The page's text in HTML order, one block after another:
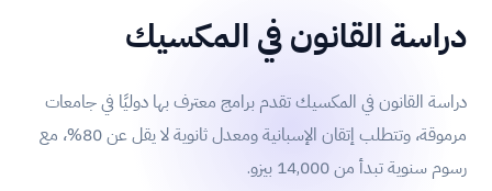
دراسة القانون في المكسيك
دراسة القانون في المكسيك تقدم برامج معترف بها دوليًا في جامعات
مرموقة، وتتطلب إتقان الإسبانية ومعدل ثانوية لا يقل عن 80%، مع
رسوم سنوية تبدأ من 14,000 بيزو.